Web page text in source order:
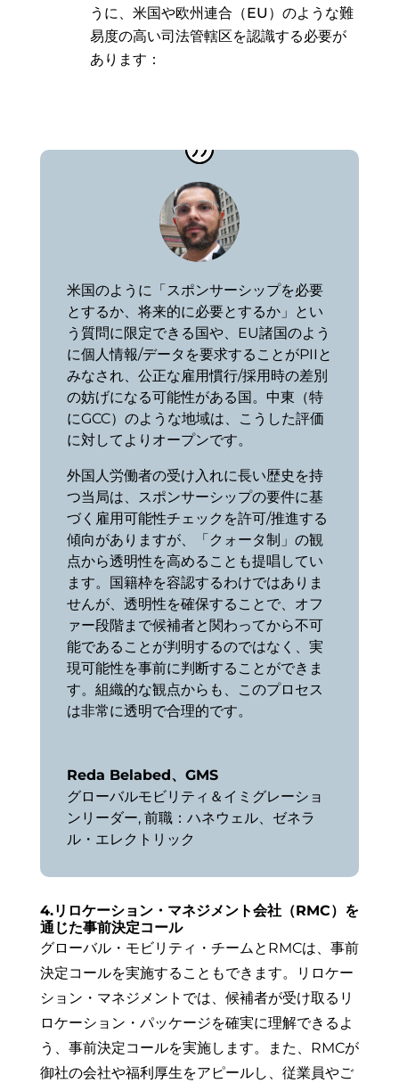
うに、米国や欧州連合（EU）のような難
易度の高い司法管轄区を認識する必要が
あります：
米国のように「スポンサーシップを必要
とするか、将来的に必要とするか」とい
う質問に限定できる国や、EU諸国のよう
に個人情報/データを要求することがPIIと
みなされ、公正な雇用慣行/採用時の差別
の妨げになる可能性がある国。中東（特
にGCC）のような地域は、こうした評価
に対してよりオープンです。
外国人労働者の受け入れに長い歴史を持
つ当局は、スポンサーシップの要件に基
づく雇用可能性チェックを許可/推進する
傾向がありますが、「クォータ制」の観
点から透明性を高めることも提唱してい
ます。国籍枠を容認するわけではありま
せんが、透明性を確保することで、オフ
ァー段階まで候補者と関わってから不可
能であることが判明するのではなく、実
現可能性を事前に判断することができま
す。組織的な観点からも、このプロセス
は非常に透明で合理的です。
Reda Belabed、GMS
グローバルモビリティ＆イミグレーショ
ンリーダー, 前職：ハネウェル、ゼネラ
ル・エレクトリック
4.リロケーション・マネジメント会社（RMC）を
通じた事前決定コール
グローバル・モビリティ・チームとRMCは、事前
決定コールを実施することもできます。リロケー
ション・マネジメントでは、候補者が受け取るリ
ロケーション・パッケージを確実に理解できるよ
う、事前決定コールを実施します。また、RMCが
御社の会社や福利厚生をアピールし、従業員やご